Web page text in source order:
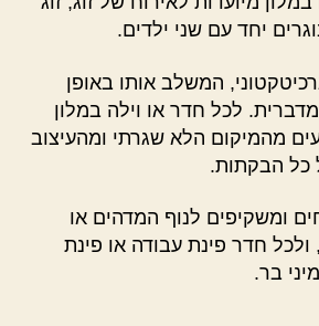
יחד עם שני ילדים.
המשלב אותו באופן
לכל חדר או וילה במלון
מהמיקום הלא שגרתי ומהעיצוב
כל הבקתות.
ומשקיפים לנוף המדהים או
חדר פינת עבודה או פינת
בר.